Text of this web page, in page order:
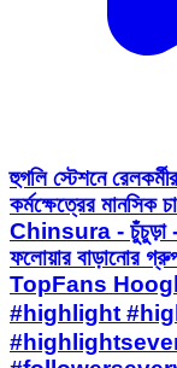
হুগলি স্টেশনে
কর্মক্ষেত্রের
Chinsura -
ফলোয়ার
TopFans
#highlight